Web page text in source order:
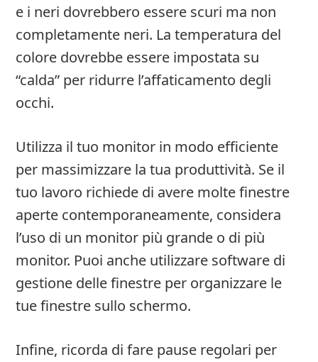
e i neri dovrebbero essere scuri ma non
completamente neri. La temperatura del
colore dovrebbe essere impostata su
“calda” per ridurre l’affaticamento degli
occhi.
Utilizza il tuo monitor in modo efficiente
per massimizzare la tua produttività. Se il
tuo lavoro richiede di avere molte finestre
aperte contemporaneamente, considera
l’uso di un monitor più grande o di più
monitor. Puoi anche utilizzare software di
gestione delle finestre per organizzare le
tue finestre sullo schermo.
Infine, ricorda di fare pause regolari per